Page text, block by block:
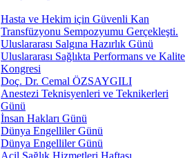
Hasta ve Hekim için Güvenli Kan
Transfüzyonu Sempozyumu Gerçekleşti.
Uluslararası Salgına Hazırlık Günü
Uluslararası Sağlıkta Performans ve Kalite
Kongresi
Doç. Dr. Cemal ÖZSAYGILI
Anestezi Teknisyenleri ve Teknikerleri
Günü
İnsan Hakları Günü
Dünya Engelliler Günü
Dünya Engelliler Günü
Acil Sağlık Hizmetleri Haftası